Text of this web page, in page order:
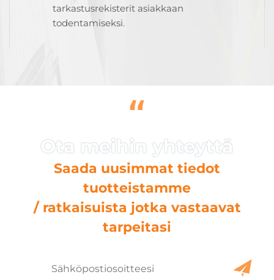
tarkastusrekisterit asiakkaan
todentamiseksi.
“
Saada uusimmat tiedot
tuotteistamme
/ ratkaisuista jotka vastaavat
tarpeitasi